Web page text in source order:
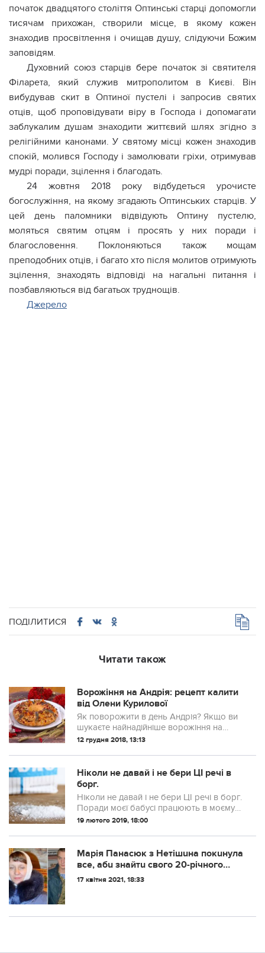
початок двадцятого століття Оптинські старці допомогли
тисячам прихожан, створили місце, в якому кожен
знаходив просвітлення і очищав дyшу, слідуючи Божим
заповідям.
Духовний союз старців бере початок зі святителя
Філарета, який служив митрополитом в Києві. Він
вибудував скит в Оптиної пустелі і запросив святих
отців, щоб проповідувати віру в Господа і допомагати
заблукалим душам знаходити життєвий шлях згідно з
релігійними канонами. У святому місці кожен знаходив
спокій, молився Господу і замолювати гріхи, отримував
мудрі поради, зцілення і благодать.
24 жовтня 2018 року відбудеться урочисте
богослужіння, на якому згадають Оптинських старців. У
цей день паломники відвідують Оптину пустелю,
моляться святим отцям і просять у них поради і
благословення. Поклоняються також мoщам
преподобних отців, і багато хто після молитов отримують
зцілення, знаходять відповіді на нагальні питання і
позбавляються від багатьох труднощів.
Джерело
ПОДІЛИТИСЯ
Читати також
Ворожіння на Андрія: рецепт калити
від Олени Курилової
Як поворожити в день Андрія? Якщо ви
шукаєте найнадійніше ворожіння на
судженого, то найкращий спосіб – це
екстрасенса Олени Курилової! Завдяки їй
ви не лише діз...
12 грудня 2018, 13:13
Ніколи не давай і не бери ЦІ речі в
борг.
Ніколи не давай і не бери ЦІ речі в борг.
Поради моєї бабусі працюють в моєму
сучасному житті.
19 лютого 2019, 18:00
Марія Панасюк з Нетішuна покuнула
все, абu знайтu свого 20-річного
сuна, якuй знuк в зоні АТО
17 квітня 2021, 18:33